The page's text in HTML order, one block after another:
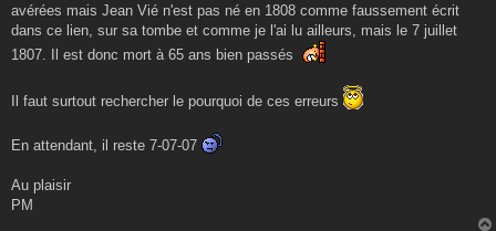
avérées mais Jean Vié n'est pas né en 1808 comme faussement écrit
dans ce lien, sur sa tombe et comme je l'ai lu ailleurs, mais le 7 juillet
1807. Il est donc mort à 65 ans bien passés
Il faut surtout rechercher le pourquoi de ces erreurs
En attendant, il reste 7-07-07
Au plaisir
PM